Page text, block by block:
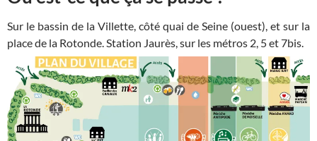
Sur le bassin de la Villette, côté quai de Seine (ouest), et sur la
place de la Rotonde. Station Jaurès, sur les métros 2, 5 et 7bis.